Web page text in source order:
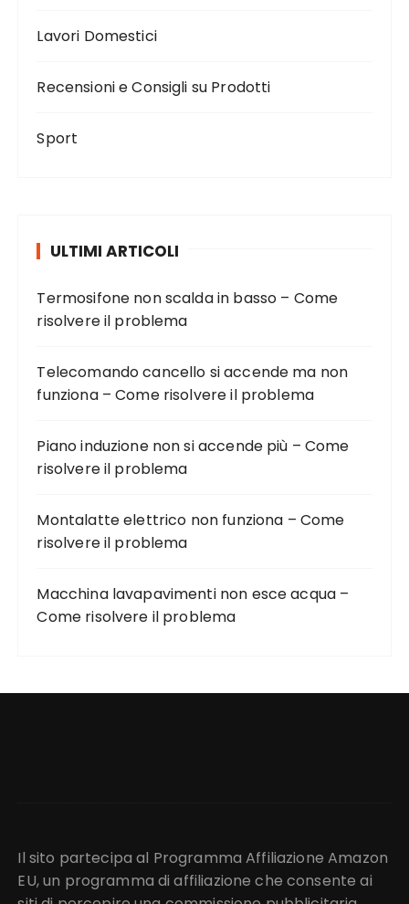
Lavori Domestici
Recensioni e Consigli su Prodotti
Sport
ULTIMI ARTICOLI
Termosifone non scalda in basso – Come
risolvere il problema
Telecomando cancello si accende ma non
funziona – Come risolvere il problema
Piano induzione non si accende più – Come
risolvere il problema
Montalatte elettrico non funziona – Come
risolvere il problema
Macchina lavapavimenti non esce acqua –
Come risolvere il problema
Il sito partecipa al Programma Affiliazione Amazon
EU, un programma di affiliazione che consente ai